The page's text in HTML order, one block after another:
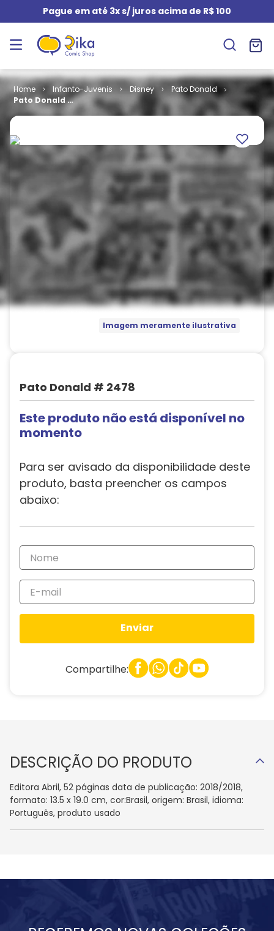
Pague em até 3x s/ juros acima de R$ 100
Infanto-Juvenis Disney
Pato Donald
Pato Donald #
2478
Imagem meramente ilustrativa
Pato Donald # 2478
Este produto não está disponível no
momento
Para ser avisado da disponibilidade deste
produto, basta preencher os campos
abaixo:
Enviar
Compartilhe:
DESCRIÇÃO DO PRODUTO
Editora Abril, 52 páginas data de publicação: 2018/2018,
formato: 13.5 x 19.0 cm, cor:Brasil, origem: Brasil, idioma:
Português, produto usado